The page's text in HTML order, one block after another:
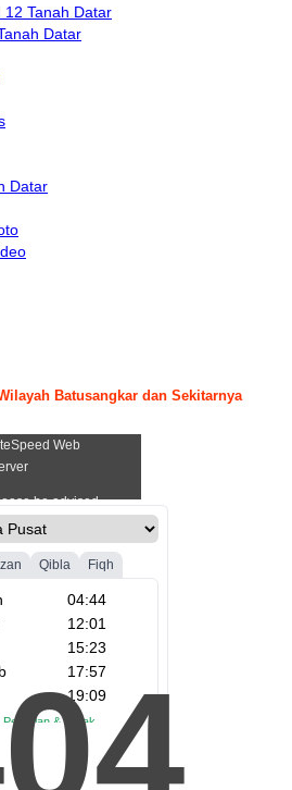
12 Tanah Datar
Datar
Datar
Batusangkar dan Sekitarnya